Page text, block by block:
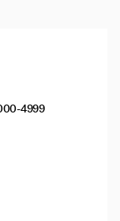
4999